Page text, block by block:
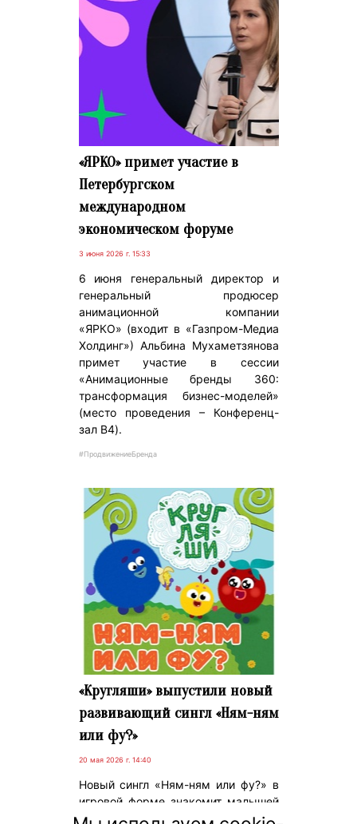
«ЯРКО» примет участие в
Петербургском
международном
экономическом форуме
3 июня 2026 г. 15:33
6 июня генеральный директор и
генеральный продюсер
анимационной компании
«ЯРКО» (входит в «Газпром-Медиа
Холдинг») Альбина Мухаметзянова
примет участие в сессии
«Анимационные бренды 360:
трансформация бизнес-моделей»
(место проведения – Конференц-
зал B4).
#ПродвижениеБренда
«Кругляши» выпустили новый
развивающий сингл «Ням-ням
или фу?»
20 мая 2026 г. 14:40
Новый сингл «Ням-ням или фу?» в
игровой форме знакомит малышей
с базовыми вкусами и дополняет